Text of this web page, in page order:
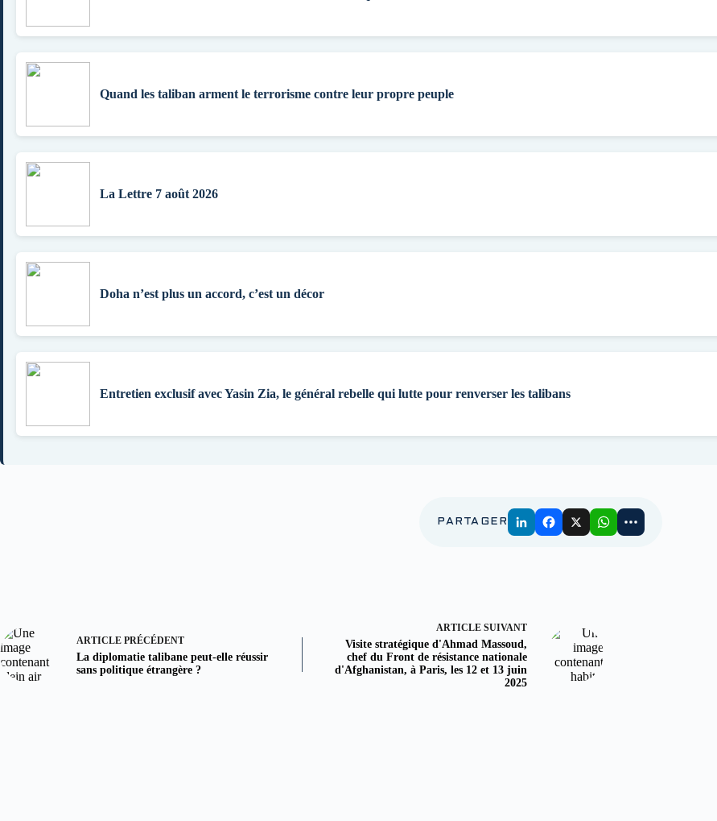
Quand les taliban arment le terrorisme contre leur propre peuple
La Lettre 7 août 2026
Doha n’est plus un accord, c’est un décor
Entretien exclusif avec Yasin Zia, le général rebelle qui lutte pour renverser les talibans
PARTAGER
ARTICLE PRÉCÉDENT
La diplomatie talibane peut-elle réussir
sans politique étrangère ?
ARTICLE SUIVANT
Visite stratégique d'Ahmad Massoud,
chef du Front de résistance nationale
d'Afghanistan, à Paris, les 12 et 13 juin
2025